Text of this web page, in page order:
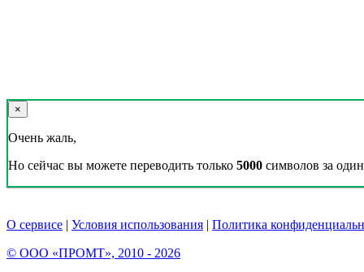
×
Очень жаль,
Но сейчас вы можете переводить только 5000 символов за
О сервисе | Условия использования | Политика
© ООО «ПРОМТ», 2010 - 2026